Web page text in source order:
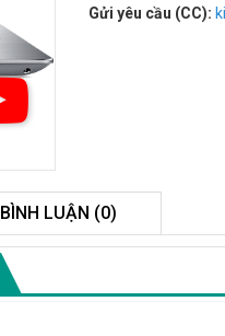
Gửi yêu cầu (CC):
Màn Hình
BÌNH LUẬN (0)